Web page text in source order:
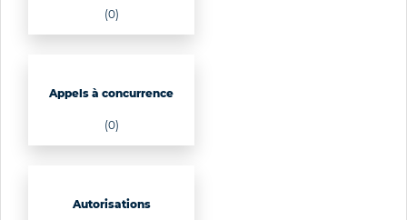
(0)
Appels à concurrence
(0)
Autorisations